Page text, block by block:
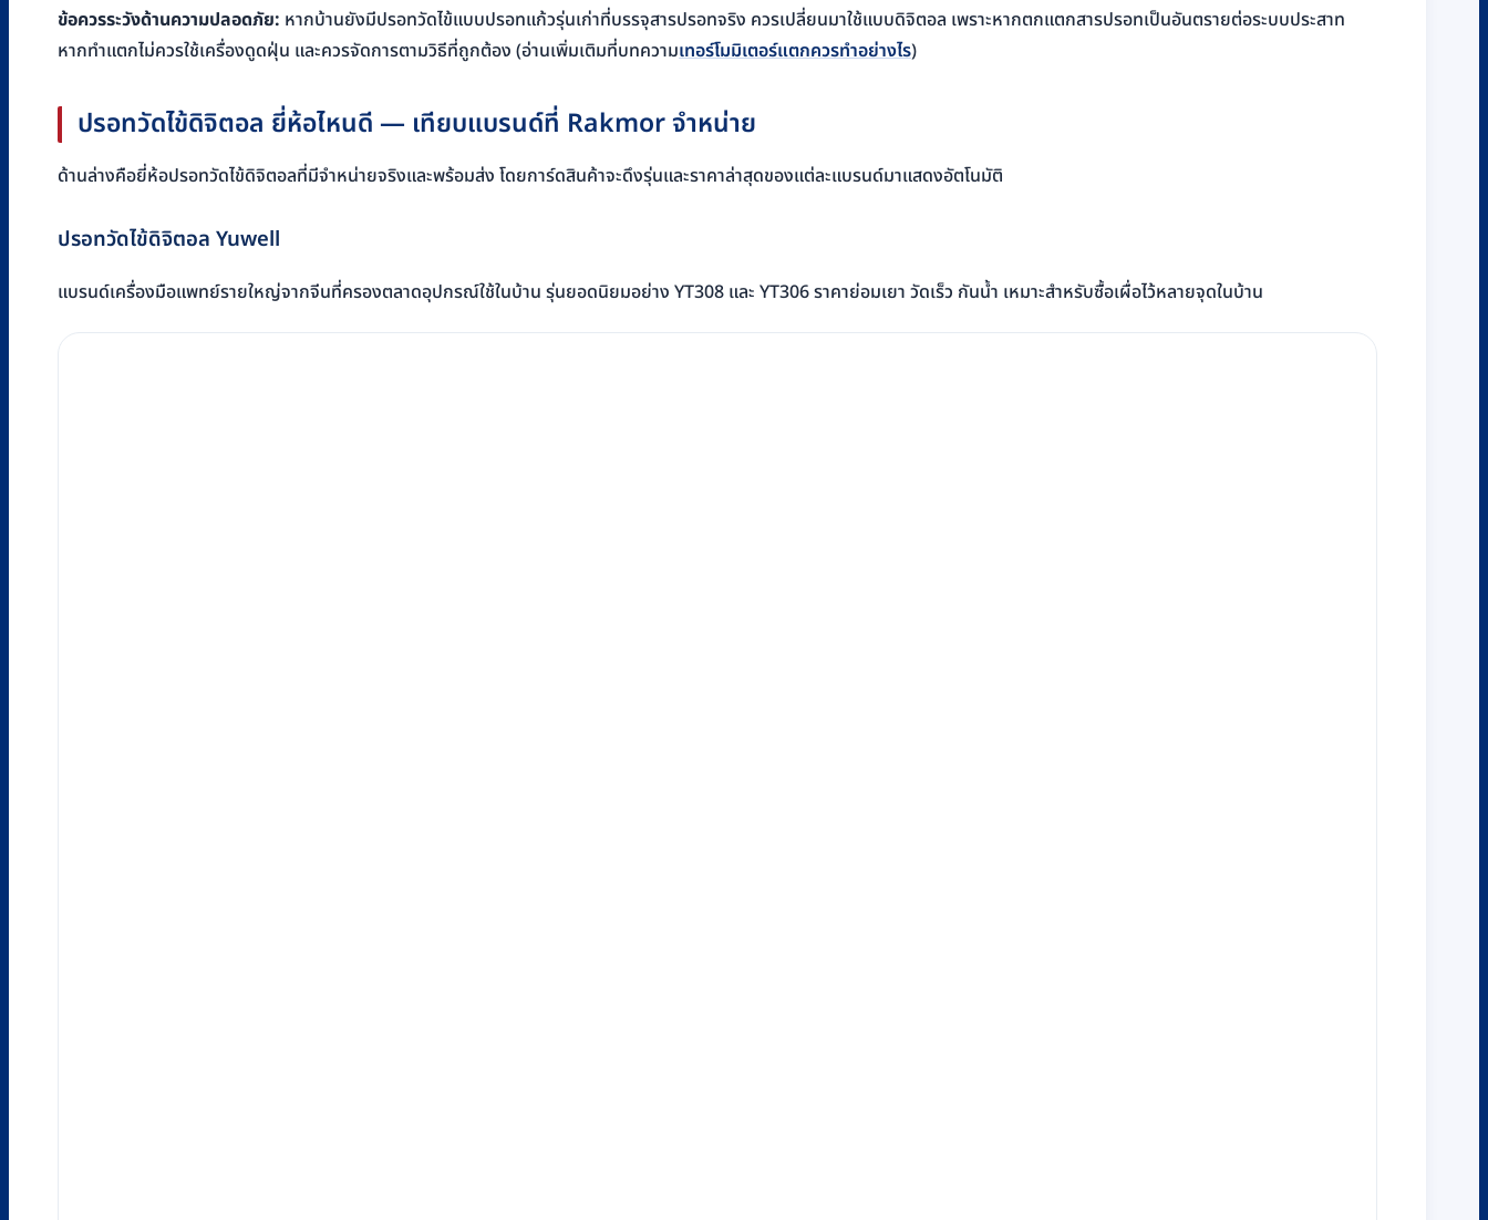
ข้อควรระวังด้านความปลอดภัย: หากบ้านยังมีปรอทวัดไข้แบบปรอทแก้วรุ่นเก่าที่บรรจุสารปรอทจริง ควรเปลี่ยนมาใช้แบบดิจิตอล เพราะหากตกแตกสารปรอทเป็นอันตรายต่อระบบประสาท
หากทำแตกไม่ควรใช้เครื่องดูดฝุ่น และควรจัดการตามวิธีที่ถูกต้อง (อ่านเพิ่มเติมที่บทความเทอร์โมมิเตอร์แตกควรทำอย่างไร)
ปรอทวัดไข้ดิจิตอล ยี่ห้อไหนดี — เทียบแบรนด์ที่ Rakmor จำหน่าย
ด้านล่างคือยี่ห้อปรอทวัดไข้ดิจิตอลที่มีจำหน่ายจริงและพร้อมส่ง โดยการ์ดสินค้าจะดึงรุ่นและราคาล่าสุดของแต่ละแบรนด์มาแสดงอัตโนมัติ
ปรอทวัดไข้ดิจิตอล Yuwell
แบรนด์เครื่องมือแพทย์รายใหญ่จากจีนที่ครองตลาดอุปกรณ์ใช้ในบ้าน รุ่นยอดนิยมอย่าง YT308 และ YT306 ราคาย่อมเยา วัดเร็ว กันน้ำ เหมาะสำหรับซื้อเผื่อไว้หลายจุดในบ้าน